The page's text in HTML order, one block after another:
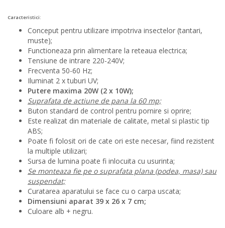
Caracteristici:
Conceput pentru utilizare impotriva insectelor (tantari,
muste);
Functioneaza prin alimentare la reteaua electrica;
Tensiune de intrare 220-240V;
Frecventa 50-60 Hz;
Iluminat 2 x tuburi UV;
Putere maxima 20W (2 x 10W);
Suprafata de actiune de pana la 60 mp;
Buton standard de control pentru pornire si oprire;
Este realizat din materiale de calitate, metal si plastic tip
ABS;
Poate fi folosit ori de cate ori este necesar, fiind rezistent
la multiple utilizari;
Sursa de lumina poate fi inlocuita cu usurinta;
Se monteaza fie pe o suprafata plana (podea, masa) sau
suspendat;
Curatarea aparatului se face cu o carpa uscata;
Dimensiuni aparat 39 x 26 x 7 cm;
Culoare alb + negru.